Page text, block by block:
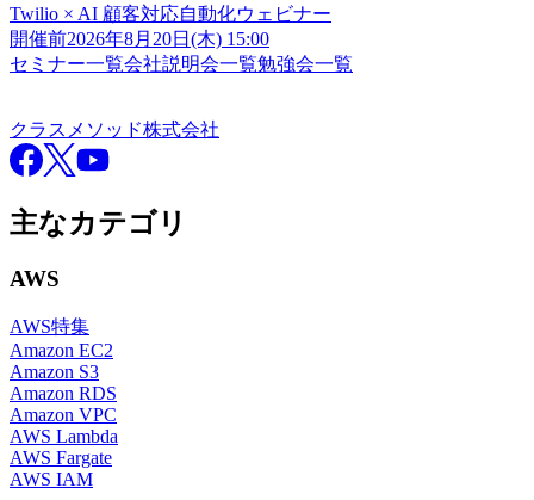
Twilio × AI 顧客対応自動化ウェビナー
開催前2026年8月20日(木) 15:00
セミナー一覧会社説明会一覧勉強会一覧
クラスメソッド株式会社
Facebook
X YouTube
主なカテゴリ
AWS
AWS特集
Amazon EC2
Amazon S3
Amazon RDS
Amazon VPC
AWS Lambda
AWS Fargate
AWS IAM